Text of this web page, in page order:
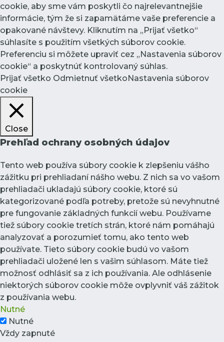
cookie, aby sme vám poskytli čo najrelevantnejšie
informácie, tým že si zapamätáme vaše preferencie a
opakované návštevy. Kliknutím na „Prijať všetko“
súhlasíte s použitím všetkých súborov cookie.
Preferenciu si môžete upraviť cez „Nastavenia súborov
cookie“ a poskytnúť kontrolovaný súhlas.
Prijať všetko Odmietnuť všetko Nastavenia súborov
cookie
Close
Prehľad ochrany osobných údajov
Tento web používa súbory cookie k zlepšeniu vášho
zážitku pri prehliadaní nášho webu. Z nich sa vo vašom
prehliadači ukladajú súbory cookie, ktoré sú
kategorizované podľa potreby, pretože sú nevyhnutné
pre fungovanie základných funkcií webu. Používame
tiež súbory cookie tretích strán, ktoré nám pomáhajú
analyzovať a porozumieť tomu, ako tento web
používate. Tieto súbory cookie budú vo vašom
prehliadači uložené len s vašim súhlasom. Máte tiež
možnosť odhlásiť sa z ich používania. Ale odhlásenie
niektorých súborov cookie môže ovplyvniť váš zážitok
z používania webu.
Nutné
Nutné
Vždy zapnuté